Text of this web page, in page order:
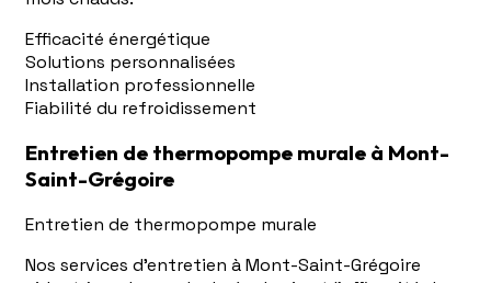
Efficacité énergétique
Solutions personnalisées
Installation professionnelle
Fiabilité du refroidissement
Entretien de thermopompe murale à Mont-
Saint-Grégoire
Entretien de thermopompe murale
Nos services d'entretien à Mont-Saint-Grégoire